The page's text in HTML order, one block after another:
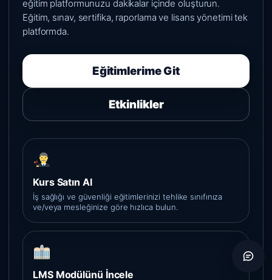
eğitim platformunuzu dakikalar içinde oluşturun.
Eğitim, sınav, sertifika, raporlama ve lisans yönetimi tek
platformda.
Eğitimlerime Git
Etkinlikler
Kurs Satın Al
İş sağlığı ve güvenliği eğitimlerinizi tehlike sınıfınıza
ve/veya mesleğinize göre hızlıca bulun.
LMS Modülünü İncele